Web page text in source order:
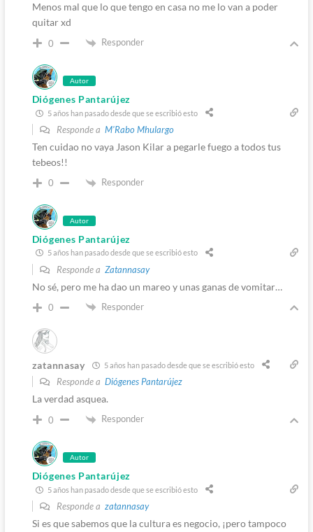
Menos mal que lo que tengo en casa no me lo van a poder
quitar xd
0 Responder
Autor
Diógenes Pantarújez
5 años han pasado desde que se escribió esto
Responde a M'Rabo Mhulargo
Ten cuidao no vaya Jason Kilar a pegarle fuego a todos tus
tebeos!!
0 Responder
Autor
Diógenes Pantarújez
5 años han pasado desde que se escribió esto
Responde a Zatannasay
No sé, pero me ha dao un mareo y unas ganas de vomitar…
0 Responder
zatannasay 5 años han pasado desde que se escribió esto
Responde a Diógenes Pantarújez
La verdad asquea.
0 Responder
Autor
Diógenes Pantarújez
5 años han pasado desde que se escribió esto
Responde a zatannasay
Si es que sabemos que la cultura es negocio, ¡pero tampoco